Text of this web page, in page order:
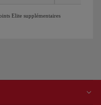
Elite supplémentaires